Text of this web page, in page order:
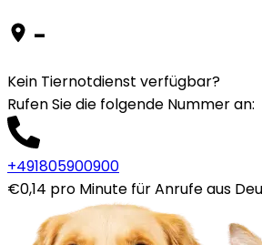
-
Kein Tiernotdienst verfügbar?
Rufen Sie die folgende Nummer an:
+491805900900
€0,14 pro Minute für Anrufe aus